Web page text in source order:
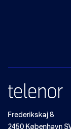
Frederikskaj 8
2450 København